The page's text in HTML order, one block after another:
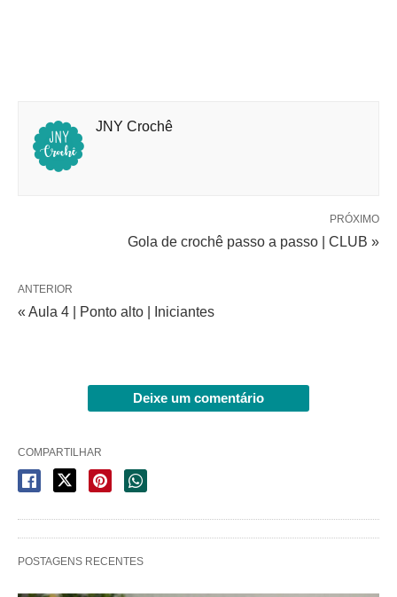
JNY Crochê
PRÓXIMO
Gola de crochê passo a passo | CLUB »
ANTERIOR
« Aula 4 | Ponto alto | Iniciantes
Deixe um comentário
COMPARTILHAR
POSTAGENS RECENTES